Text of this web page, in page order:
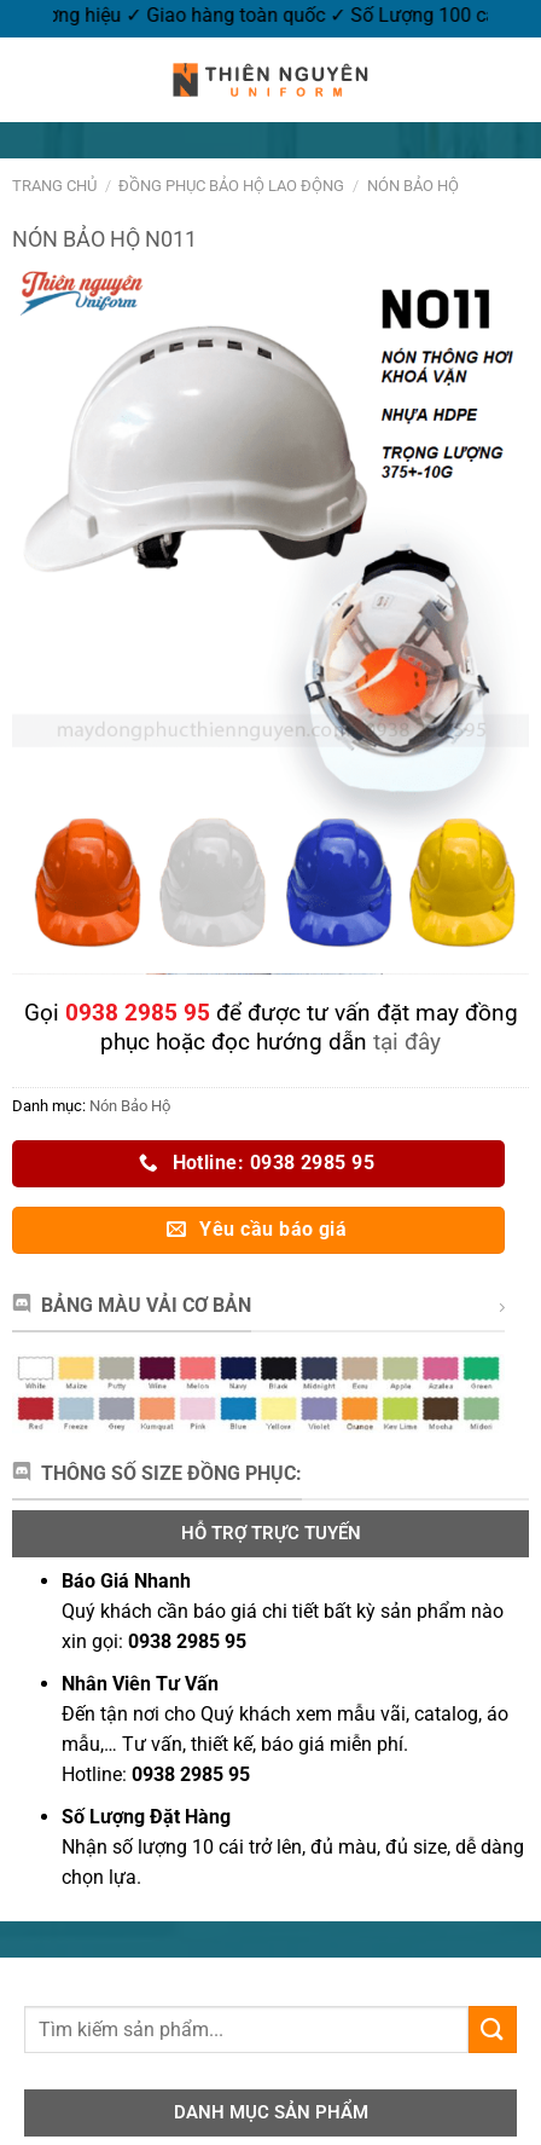
logo thương hiệu ✓ Giao hàng toàn quốc ✓ Số Lượng 100
TRANG CHỦ / ĐỒNG PHỤC BẢO HỘ LAO ĐỘNG / NÓN BẢO HỘ
NÓN BẢO HỘ N011
Gọi 0938 2985 95 để được tư vấn đặt may đồng
phục hoặc đọc hướng dẫn tại đây
Danh mục: Nón Bảo Hộ
Hotline: 0938 2985 95
Yêu cầu báo giá
BẢNG MÀU VẢI CƠ BẢN
THÔNG SỐ SIZE ĐỒNG PHỤC:
HỖ TRỢ TRỰC TUYẾN
Báo Giá Nhanh
Quý khách cần báo giá chi tiết bất kỳ sản phẩm nào
xin gọi:0938 2985 95
Nhân Viên Tư Vấn
Đến tận nơi cho Quý khách xem mẫu vãi, catalog, áo
mẫu,… Tư vấn, thiết kế, báo giá miễn phí.
Hotline: 0938 2985 95
Số Lượng Đặt Hàng
Nhận số lượng 10 cái trở lên, đủ màu, đủ size, dễ dàng
chọn lựa.
DANH MỤC SẢN PHẨM